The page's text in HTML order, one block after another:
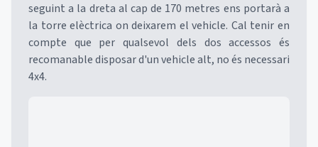
seguint a la dreta al cap de 170 metres ens portarà a
la torre elèctrica on deixarem el vehicle. Cal tenir en
compte que per qualsevol dels dos accessos és
recomanable disposar d'un vehicle alt, no és necessari
4x4.